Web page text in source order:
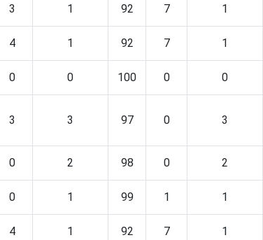
3 1 92 7 1
4 1 92 7 1
0 0 100 0 0
3 3 97 0 3
0 2 98 0 2
0 1 99 1 1
4 1 92 7 1